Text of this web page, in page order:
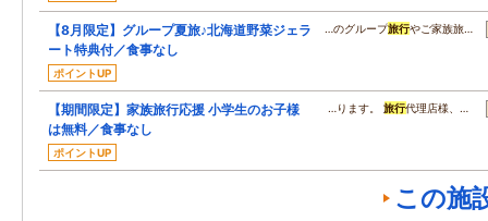
【8月限定】グループ夏旅♪北海道野菜ジェラ
ート特典付／食事なし
ポイントUP
…のグループ旅行やご家族旅…
【期間限定】家族旅行応援 小学生のお子様
は無料／食事なし
ポイントUP
…ります。旅行代理店様、…
この施